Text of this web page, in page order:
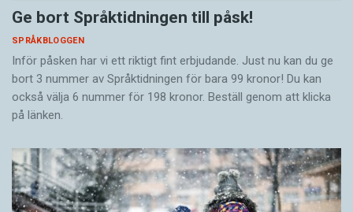
Ge bort Språktidningen till påsk!
SPRÅKBLOGGEN
Inför påsken har vi ett riktigt fint erbjudande. Just nu kan du ge
bort 3 nummer av Språktidningen för bara 99 kronor! Du kan
också välja 6 nummer för 198 kronor. Beställ genom att klicka
på länken.